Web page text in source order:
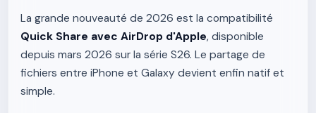
La grande nouveauté de 2026 est la compatibilité
Quick Share avec AirDrop d'Apple, disponible
depuis mars 2026 sur la série S26. Le partage de
fichiers entre iPhone et Galaxy devient enfin natif et
simple.